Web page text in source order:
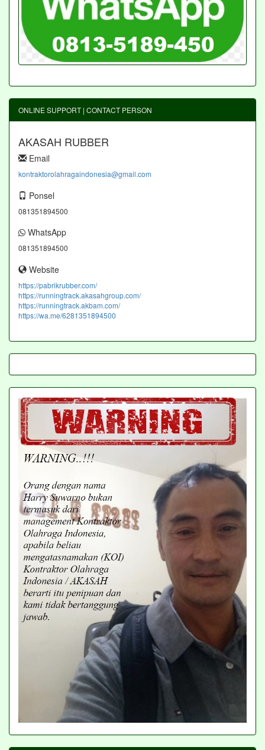
ONLINE SUPPORT | CONTACT PERSON
AKASAH RUBBER
Email
kontraktorolahragaindonesia@gmail.com
Ponsel
081351894500
WhatsApp
081351894500
Website
https://pabrikrubber.com/
https://runningtrack.akasahgroup.com/
https://runningtrack.akbam.com/
https://wa.me/6281351894500